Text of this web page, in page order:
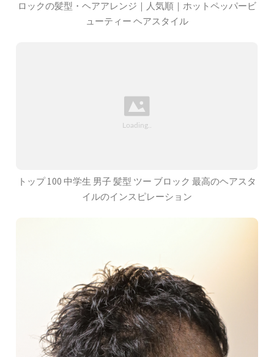
ロックの髪型・ヘアアレンジ｜人気順｜ホットペッパービ
ューティー ヘアスタイル
トップ 100 中学生 男子 髪型 ツー ブロック 最高のヘアスタ
イルのインスピレーション